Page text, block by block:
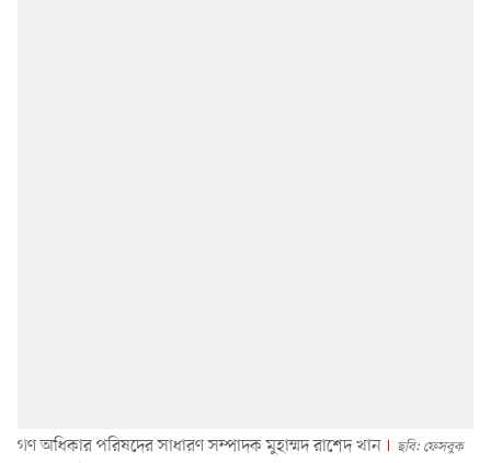
গণ অধিকার পরিষদের সাধারণ সম্পাদক মুহাম্মদ রাশেদ খান
ছবি: ফেসবুক